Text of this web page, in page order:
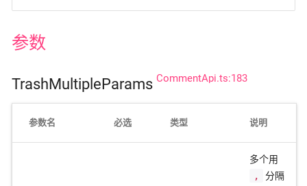
参数
TrashMultipleParams CommentApi.ts:183
参数名 必选 类型 说明
多个用
,
分隔